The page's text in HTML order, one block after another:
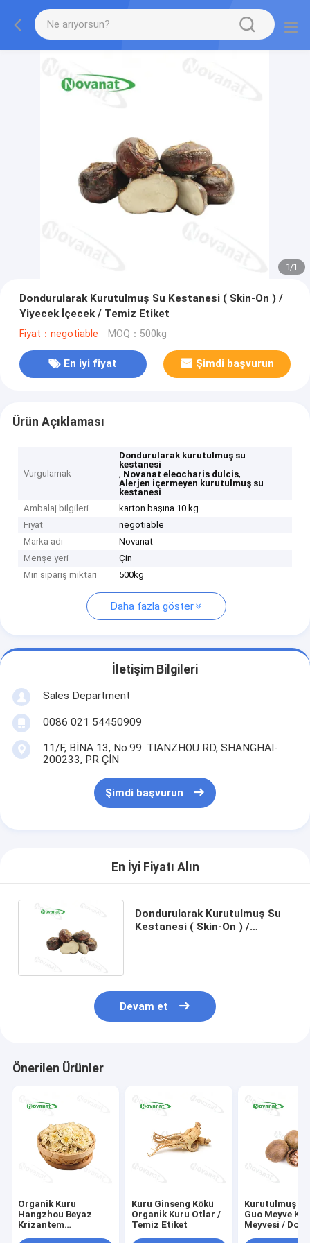
1/1
Dondurularak Kurutulmuş Su Kestanesi ( Skin-On ) /
Yiyecek İçecek / Temiz Etiket
Fiyat：negotiable MOQ：500kg
En iyi fiyat Şimdi başvurun
Ürün Açıklaması
Vurgulamak
Dondurularak kurutulmuş su
kestanesi
, Novanat eleocharis dulcis,
Alerjen içermeyen kurutulmuş su
kestanesi
Ambalaj bilgileri
karton başına 10 kg
Fiyat
negotiable
Marka adı
Novanat
Menşe yeri
Çin
Min sipariş miktarı
500kg
Daha fazla göster
İletişim Bilgileri
Sales Department
0086 021 54450909
11/F, BİNA 13, No.99. TIANZHOU RD, SHANGHAI-
200233, PR ÇİN
Şimdi başvurun
En İyi Fiyatı Alın
Dondurularak Kurutulmuş Su
Kestanesi ( Skin-On ) /
Devam et
Önerilen Ürünler
Organik Kuru
Hangzhou Beyaz
Krizantem
Kuru Ginseng Kökü
Organik Kuru Otlar /
Temiz Etiket
Kurutulmuş
Guo Meyve
Meyvesi /